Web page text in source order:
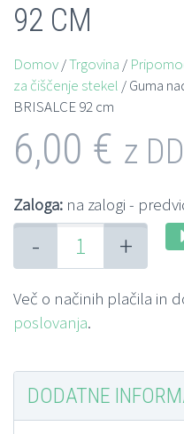
92 CM
Domov/Trgovina /
za čiščenje stekel / Guma
BRISALCE 92 cm
6,00 € z
Zaloga: na zalogi -
- +
Več o načinih plačila in
poslovanja.
DODATNE